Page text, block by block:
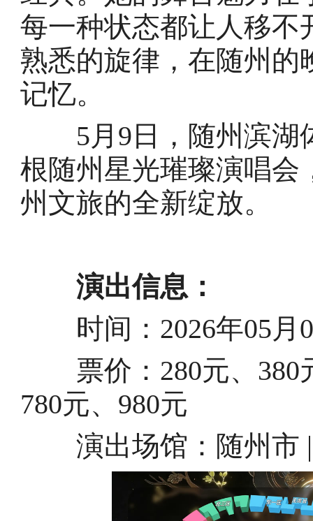
每一种状态都让人移不
熟悉的旋律，在随州的
记忆。
5月9日，随州滨湖
根随州星光璀璨演唱会
州文旅的全新绽放。
演出信息：
时间：2026年05月
票价：280元、380
780元、980元
演出场馆：随州市 |